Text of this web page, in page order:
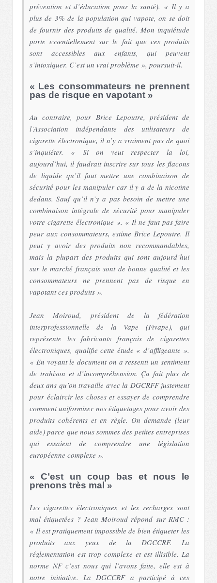
prévention et d’éducation pour la santé). « Il y a
plus de 3% de la population qui vapote, on se doit
de fournir des produits de qualité. Mon inquiétude
porte essentiellement sur le fait que ces produits
sont accessibles aux enfants, qui peuvent
s’intoxiquer. C’est un vrai problème », poursuit-il.
« Les consommateurs ne prennent
pas de risque en vapotant »
Au contraire, pour Brice Lepoutre, président de
l’Association indépendante des utilisateurs de
cigarette électronique, il n’y a vraiment pas de quoi
s’inquiéter. « Si on veut respecter la loi,
aujourd’hui, il faudrait inscrire sur tous les flacons
de liquide qu’il faut mettre une combinaison de
sécurité pour les manipuler car il y a de la nicotine
dedans. Sauf qu’il n’y a pas besoin de mettre une
combinaison intégrale de sécurité pour manipuler
votre cigarette électronique ». « Il ne faut pas faire
peur aux consommateurs, estime Brice Lepoutre. Il
peut y avoir des produits non recommandables,
mais la plupart des produits qui sont aujourd’hui
sur le marché français sont de bonne qualité et les
consommateurs ne prennent pas de risque en
vapotant ces produits ».
Jean Moiroud, président de la fédération
interprofessionnelle de la Vape (Fivape), qui
représente les fabricants français de cigarettes
électroniques, qualifie cette étude « d’affligeante ».
« En voyant le document on a ressenti un sentiment
de trahison et d’incompréhension. Ça fait plus de
deux ans qu’on travaille avec la DGCRFF justement
pour éclaircir les choses et essayer de comprendre
comment uniformiser nos étiquetages pour avoir des
produits cohérents et en règle. On demande (leur
aide) parce que nous sommes des petites entreprises
qui essaient de comprendre une législation
européenne complexe ».
« C’est un coup bas et nous le
prenons très mal »
Les cigarettes électroniques et les recharges sont
mal étiquetées ? Jean Moiroud répond sur RMC :
« Il est pratiquement impossible de bien étiqueter les
produits aux yeux de la DGCCRF. La
réglementation est trop complexe et est illisible. La
norme NF c’est nous qui l’avons faite, elle est à
notre initiative. La DGCCRF a participé à ces